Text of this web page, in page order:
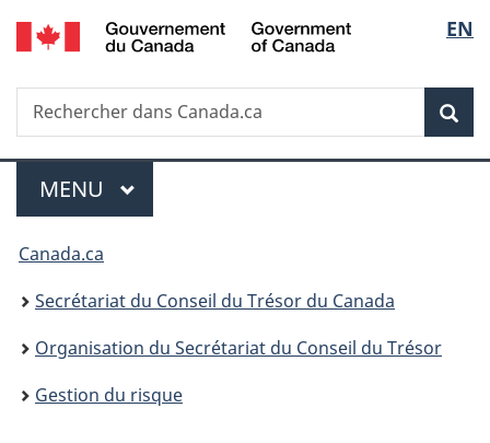
Passer
au
des
Passer
au
principal
Passer
à
Au
du
Passer
à
version
simplifiée
de
la
EN
Recherche
Rechercher
dans
Menu
MENU PRINCIPAL
Vous
êtes
ici :
Canada.ca
Secrétariat du Conseil du Trésor du Canada
Organisation du Secrétariat du Conseil du Trésor
Gestion du risque